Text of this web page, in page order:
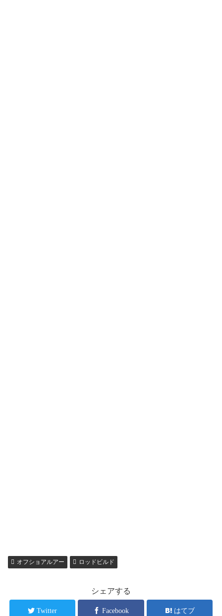
オフショアルアー ロッドビルド
シェアする
Twitter Facebook はてブ